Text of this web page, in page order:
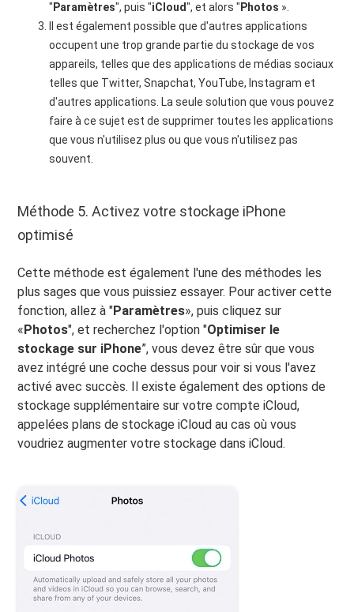
" Paramètres", puis "iCloud", et alors " Photos ».
Il est également possible que d'autres applications
occupent une trop grande partie du stockage de vos
appareils, telles que des applications de médias sociaux
telles que Twitter, Snapchat, YouTube, Instagram et
d'autres applications. La seule solution que vous pouvez
faire à ce sujet est de supprimer toutes les applications
que vous n'utilisez plus ou que vous n'utilisez pas
souvent.
Méthode 5. Activez votre stockage iPhone
optimisé
Cette méthode est également l'une des méthodes les
plus sages que vous puissiez essayer. Pour activer cette
fonction, allez à "Paramètres», puis cliquez sur
« Photos", et recherchez l'option "Optimiser le
stockage sur iPhone”, vous devez être sûr que vous
avez intégré une coche dessus pour voir si vous l'avez
activé avec succès. Il existe également des options de
stockage supplémentaire sur votre compte iCloud,
appelées plans de stockage iCloud au cas où vous
voudriez augmenter votre stockage dans iCloud.